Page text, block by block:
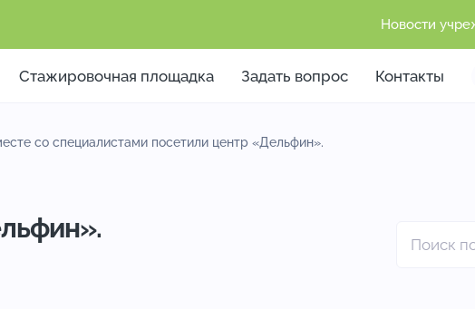
Новости
Стажировочная площадка Задать вопрос Контакты
со специалистами посетили центр «Дельфин».